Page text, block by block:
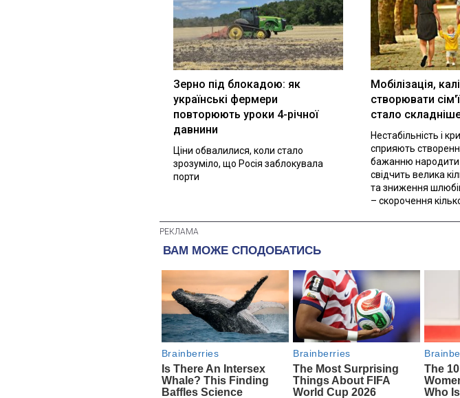
Зерно під блокадою: як
українські фермери
повторюють уроки 4-річної
давнини
Ціни обвалилися, коли стало
зрозуміло, що Росія заблокувала
порти
Мобілізація,
створювати сім'ї
стало
Нестабільність і
сприяють
бажанню народити
свідчить велика
та зниження
– скорочення